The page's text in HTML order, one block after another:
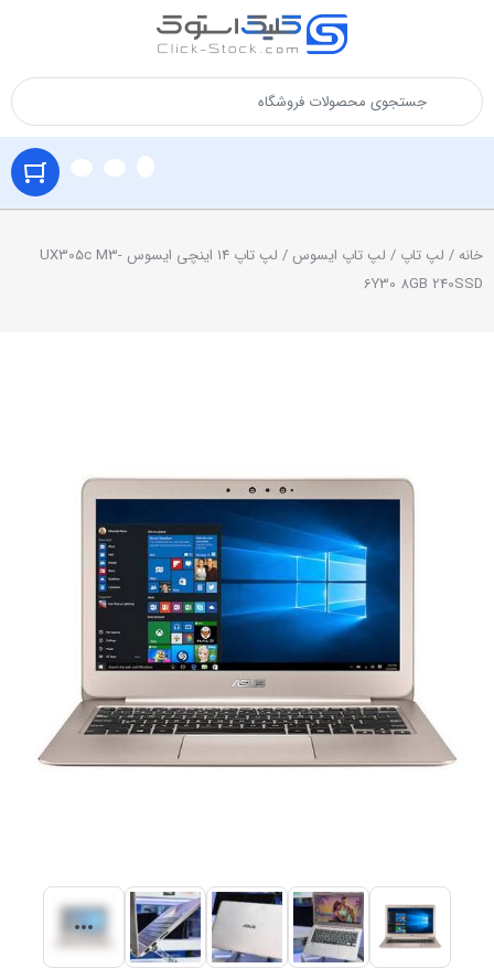
خانه/ لپ تاپ / لپ تاپ ایسوس
/ لپ تاپ 14 اینچی ایسوس UX305c M3-
6Y30 8GB 240SSD